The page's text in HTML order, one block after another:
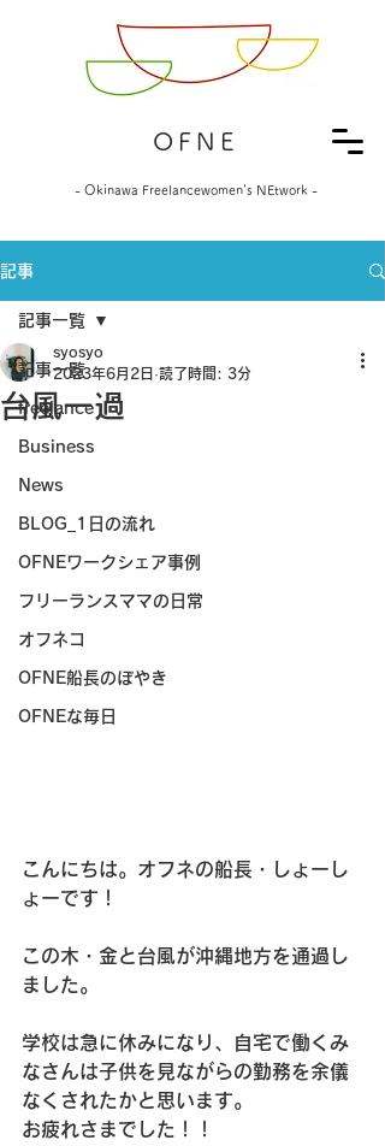
OFNE
- Okinawa Freelancewomen's NEtwork -
記事
記事一覧
freelance
Business
News
BLOG_1日の流れ
OFNEワークシェア事例
フリーランスママの日常
オフネコ
OFNE船長のぼやき
OFNEな毎日
記事一覧
台風一過
syosyo
2023年6月2日 読了時間: 3分
こんにちは。オフネの船長・しょーし
ょーです！
この木・金と台風が沖縄地方を通過し
ました。
学校は急に休みになり、自宅で働くみ
なさんは子供を見ながらの勤務を余儀
なくされたかと思います。
お疲れさまでした！！